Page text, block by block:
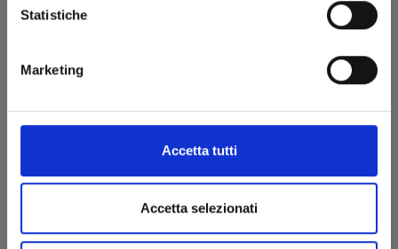
Statistiche
Marketing
Accetta tutti
Accetta selezionati
JACK LO SQUARTATORE n. 7